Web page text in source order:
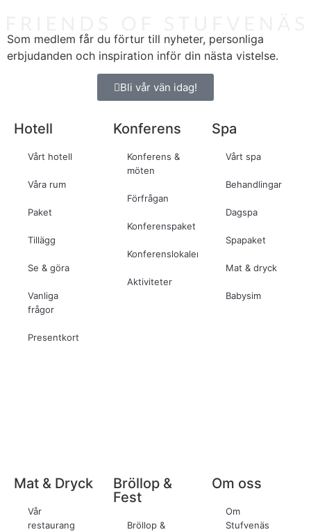
Som medlem får du förtur till nyheter, personliga
erbjudanden och inspiration inför din nästa vistelse.
Bli vår vän idag!
Hotell
Vårt hotell
Våra rum
Paket
Tillägg
Se & göra
Vanliga
frågor
Presentkort
Konferens
Konferens &
möten
Förfrågan
Konferenspaket
Konferenslokaler
Aktiviteter
Spa
Vårt spa
Behandlingar
Dagspa
Spapaket
Mat & dryck
Babysim
Mat & Dryck
Vår
restaurang
Bröllop &
Fest
Bröllop &
Om oss
Om
Stufvenäs